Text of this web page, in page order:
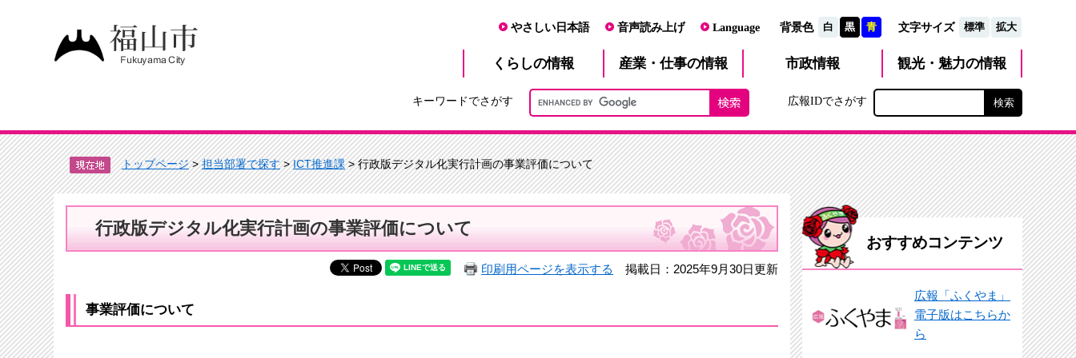
やさしい日本語 音声読み上げ Language 背景色 白 黒 青 文字サイズ 標準 拡大
くらしの情報 産業・仕事の情報 市政情報 観光・魅力の情報
キーワードでさがす 広報IDでさがす
トップページ>担当部署で探す>ICT推進課> 行政版デジタル化実行計画の事業評価について
行政版デジタル化実行計画の事業評価について
印刷用ページを表示する 掲載日：2025年9月30日更新
事業評価について
おすすめコンテンツ
広報「ふくやま」
電子版はこちらか
ら